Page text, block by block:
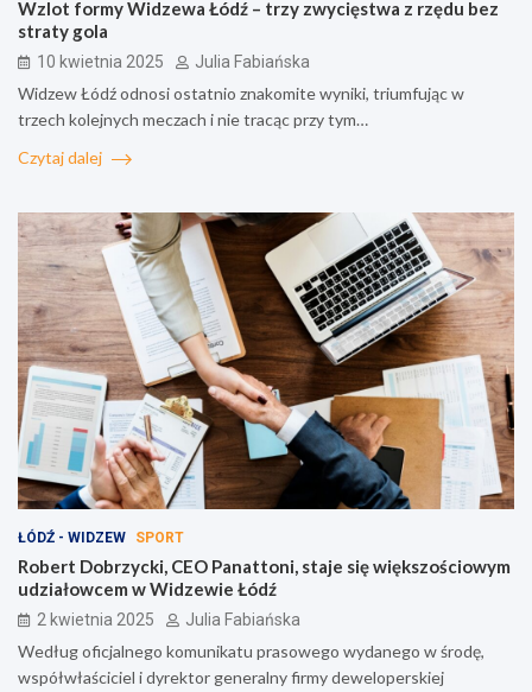
Wzlot formy Widzewa Łódź – trzy zwycięstwa z rzędu bez
straty gola
10 kwietnia 2025 Julia Fabiańska
Widzew Łódź odnosi ostatnio znakomite wyniki, triumfując w
trzech kolejnych meczach i nie tracąc przy tym…
Czytaj dalej
ŁÓDŹ - WIDZEW SPORT
Robert Dobrzycki, CEO Panattoni, staje się większościowym
udziałowcem w Widzewie Łódź
2 kwietnia 2025 Julia Fabiańska
Według oficjalnego komunikatu prasowego wydanego w środę,
współwłaściciel i dyrektor generalny firmy deweloperskiej